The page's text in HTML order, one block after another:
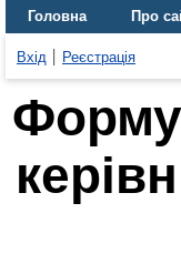
Головна Про
Вхід Реєстрація